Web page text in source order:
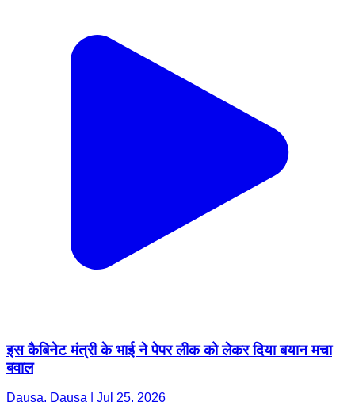
इस कैबिनेट मंत्री के भाई ने पेपर लीक को लेकर दिया बयान मचा
बवाल
Dausa, Dausa | Jul 25, 2026